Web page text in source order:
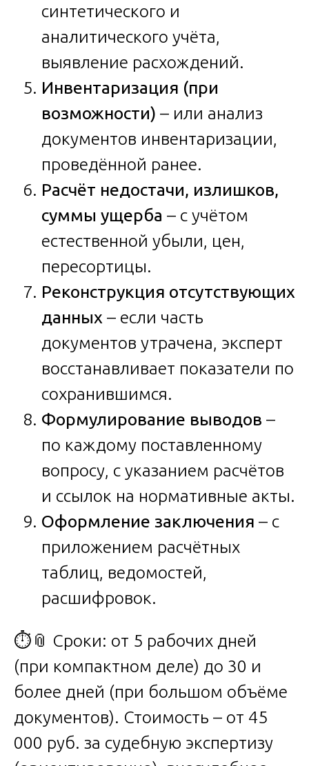
синтетического и
аналитического учёта,
выявление расхождений.
Инвентаризация (при
возможности) – или анализ
документов инвентаризации,
проведённой ранее.
Расчёт недостачи, излишков,
суммы ущерба – с учётом
естественной убыли, цен,
пересортицы.
Реконструкция отсутствующих
данных – если часть
документов утрачена, эксперт
восстанавливает показатели по
сохранившимся.
Формулирование выводов –
по каждому поставленному
вопросу, с указанием расчётов
и ссылок на нормативные акты.
Оформление заключения – с
приложением расчётных
таблиц, ведомостей,
расшифровок.
⏱️📎 Сроки: от 5 рабочих дней
(при компактном деле) до 30 и
более дней (при большом объёме
документов). Стоимость – от 45
000 руб. за судебную экспертизу